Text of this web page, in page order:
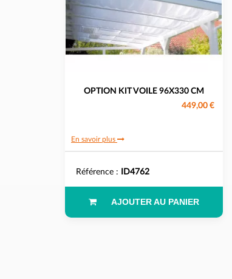
OPTION KIT VOILE 96X330 CM
449,00 €
En savoir plus
Référence : ID4762
AJOUTER AU PANIER